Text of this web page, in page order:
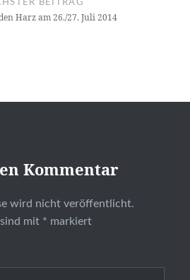
BEITRAG
Harz am 26./27. Juli 2014
Kommentar
wird nicht veröffentlicht.
mit * markiert